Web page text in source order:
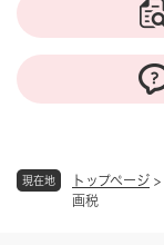
現在地 トップページ >
画税